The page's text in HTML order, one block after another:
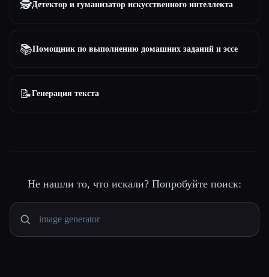
🕵️Детектор и гуманизатор искусственного интеллекта
📚Помощник по выполнению домашних заданий и эссе
📝Генерация текста
Не нашли то, что искали? Попробуйте поиск: